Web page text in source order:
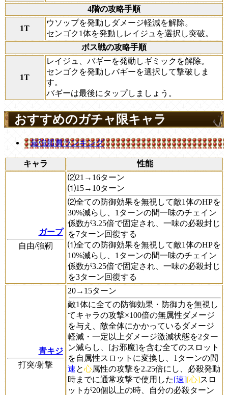
4階の攻略手順
1T
ウソップを発動しダメージ軽減を解除。
センゴク1体を発動しレイジュを選択し突破。
ボス戦の攻略手順
1T
レイジュ、バギーを発動しギミックを解除。
センゴクを発動しバギーを選択して撃破しま
す。
バギーは最後にタップしましょう。
おすすめのガチャ限キャラ
最強船員ランキング
キャラ 性能
ガープ
自由/強靭
⑵21→16ターン
⑴15→10ターン
⑵全ての防御効果を無視して敵1体のHPを
30%減らし、1ターンの間一味のチェイン
係数が3.25倍で固定され、一味の必殺封じ
を7ターン回復する
⑴全ての防御効果を無視して敵1体のHPを
10%減らし、1ターンの間一味のチェイン
係数が3.25倍で固定され、一味の必殺封じ
を3ターン回復する
青キジ
打突/射撃
20→15ターン
敵1体に全ての防御効果・防御力を無視し
てキャラの攻撃×100倍の無属性ダメージ
を与え、敵全体にかかっているダメージ
軽減・一定以上ダメージ激減状態を2ター
ン減らし、[お邪魔]を含む全てのスロット
を自属性スロットに変換し、1ターンの間
速と心属性の攻撃を2.25倍にし、必殺発動
時までに通常攻撃で使用した[速][心]スロ
ットが20個以上の時、自分の必殺ターン